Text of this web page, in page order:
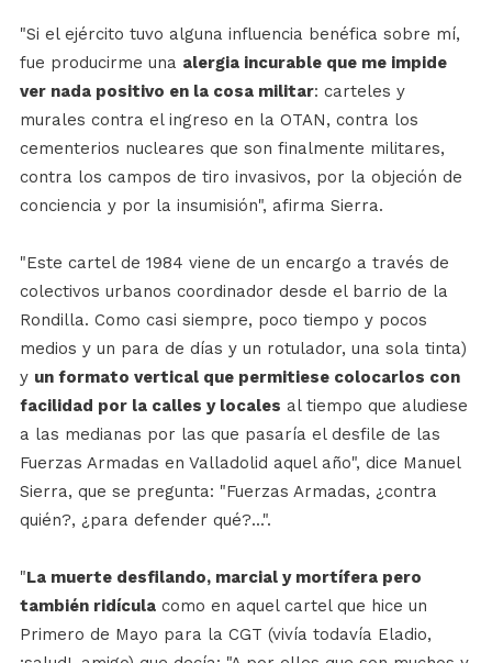
"Si el ejército tuvo alguna influencia benéfica sobre mí,
fue producirme una alergia incurable que me impide
ver nada positivo en la cosa militar: carteles y
murales contra el ingreso en la OTAN, contra los
cementerios nucleares que son finalmente militares,
contra los campos de tiro invasivos, por la objeción de
conciencia y por la insumisión", afirma Sierra.
"Este cartel de 1984 viene de un encargo a través de
colectivos urbanos coordinador desde el barrio de la
Rondilla. Como casi siempre, poco tiempo y pocos
medios y un para de días y un rotulador, una sola tinta)
y un formato vertical que permitiese colocarlos con
facilidad por la calles y locales al tiempo que aludiese
a las medianas por las que pasaría el desfile de las
Fuerzas Armadas en Valladolid aquel año", dice Manuel
Sierra, que se pregunta: "Fuerzas Armadas, ¿contra
quién?, ¿para defender qué?...".
"La muerte desfilando, marcial y mortífera pero
también ridículacomo en aquel cartel que hice un
Primero de Mayo para la CGT (vivía todavía Eladio,